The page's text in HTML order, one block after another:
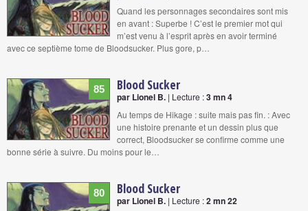
Quand les personnages secondaires sont mis
en avant : Superbe ! C’est le premier mot qui
m’est venu à l’esprit après en avoir terminé
avec ce septième tome de Bloodsucker. Plus gore, p…
85 Blood Sucker
par Lionel B. | Lecture :3 mn 4
Au temps de Hikage : suite mais pas fin. : Avec
une histoire prenante et un dessin plus que
correct, Bloodsucker se confirme comme une
bonne série à suivre. Du moins pour le…
80 Blood Sucker
par Lionel B. | Lecture :2 mn 22